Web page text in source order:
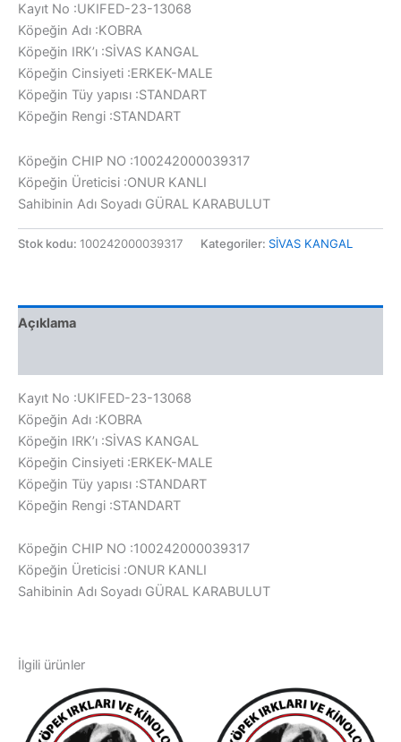
Kayıt No :UKIFED-23-13068
Köpeğin Adı :KOBRA
Köpeğin IRK’ı :SİVAS KANGAL
Köpeğin Cinsiyeti :ERKEK-MALE
Köpeğin Tüy yapısı :STANDART
Köpeğin Rengi :STANDART
Köpeğin CHIP NO :100242000039317
Köpeğin Üreticisi :ONUR KANLI
Sahibinin Adı Soyadı GÜRAL KARABULUT
Stok kodu: 100242000039317 Kategoriler: SİVAS KANGAL
Açıklama
Kayıt No :UKIFED-23-13068
Köpeğin Adı :KOBRA
Köpeğin IRK’ı :SİVAS KANGAL
Köpeğin Cinsiyeti :ERKEK-MALE
Köpeğin Tüy yapısı :STANDART
Köpeğin Rengi :STANDART
Köpeğin CHIP NO :100242000039317
Köpeğin Üreticisi :ONUR KANLI
Sahibinin Adı Soyadı GÜRAL KARABULUT
İlgili ürünler